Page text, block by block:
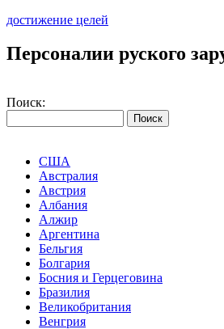
достижение целей
Персоналии руского
Поиск:
США
Австралия
Австрия
Албания
Алжир
Аргентина
Бельгия
Болгария
Босния и Герцеговина
Бразилия
Великобритания
Венгрия